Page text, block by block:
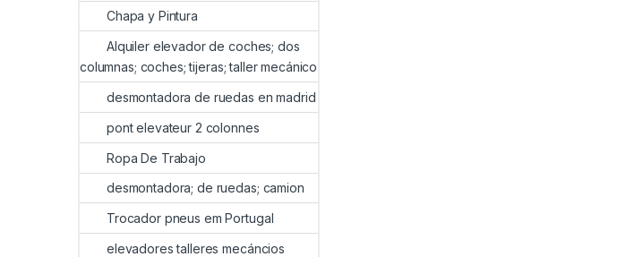
Chapa y Pintura
Alquiler elevador de coches; dos
columnas; coches; tijeras; taller mecánico
desmontadora de ruedas en madrid
pont elevateur 2 colonnes
Ropa De Trabajo
desmontadora; de ruedas; camion
Trocador pneus em Portugal
elevadores talleres mecáncios